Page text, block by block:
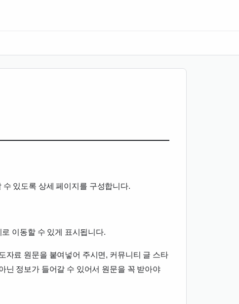
있도록 상세 페이지를 구성합니다.
이동할 수 있게 표시됩니다.
자료 원문을 붙여넣어 주시면, 커뮤니티 글 스타
닌 정보가 들어갈 수 있어서 원문을 꼭 받아야